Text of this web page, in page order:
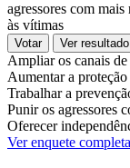
agressores com mais
às vítimas
Votar Ver resultado
Ampliar os canais
Aumentar a
Trabalhar a
Punir os agressores
Oferecer
Ver enquete